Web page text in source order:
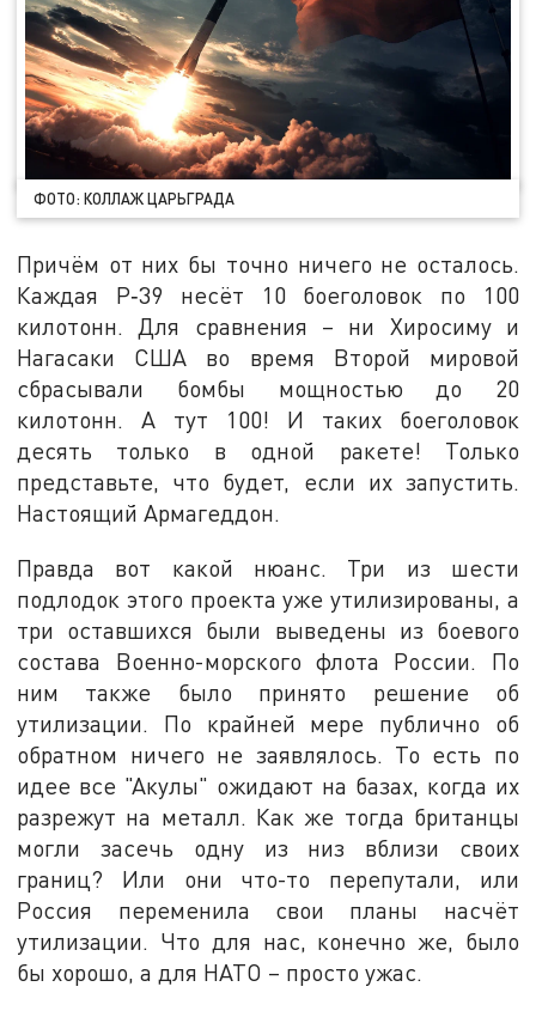
ФОТО: КОЛЛАЖ ЦАРЬГРАДА
Причём от них бы точно ничего не осталось.
Каждая Р‑39 несёт 10 боеголовок по 100
килотонн. Для сравнения – ни Хиросиму и
Нагасаки США во время Второй мировой
сбрасывали бомбы мощностью до 20
килотонн. А тут 100! И таких боеголовок
десять только в одной ракете! Только
представьте, что будет, если их запустить.
Настоящий Армагеддон.
Правда вот какой нюанс. Три из шести
подлодок этого проекта уже утилизированы, а
три оставшихся были выведены из боевого
состава Военно-морского флота России. По
ним также было принято решение об
утилизации. По крайней мере публично об
обратном ничего не заявлялось. То есть по
идее все "Акулы" ожидают на базах, когда их
разрежут на металл. Как же тогда британцы
могли засечь одну из низ вблизи своих
границ? Или они что-то перепутали, или
Россия переменила свои планы насчёт
утилизации. Что для нас, конечно же, было
бы хорошо, а для НАТО – просто ужас.